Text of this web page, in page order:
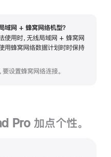
域网 + 蜂窝网络机型？
使用时，无线局域网 + 蜂窝网
用蜂窝网络数据计划时时保持
设置蜂窝网络连接。
Pro 加点个性。